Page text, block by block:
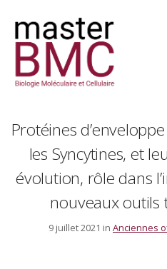
Protéines
les Syncytines, et
évolution, rôle dans
nouveaux outils
9 juillet 2021 in Anciennes